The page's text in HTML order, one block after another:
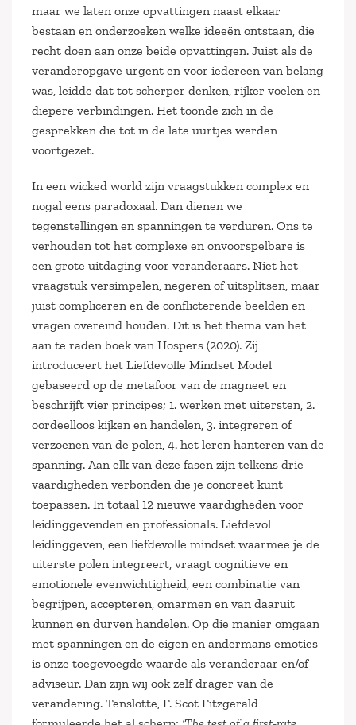
maar we laten onze opvattingen naast elkaar
bestaan en onderzoeken welke ideeën ontstaan, die
recht doen aan onze beide opvattingen. Juist als de
veranderopgave urgent en voor iedereen van belang
was, leidde dat tot scherper denken, rijker voelen en
diepere verbindingen. Het toonde zich in de
gesprekken die tot in de late uurtjes werden
voortgezet.
In een wicked world zijn vraagstukken complex en
nogal eens paradoxaal. Dan dienen we
tegenstellingen en spanningen te verduren. Ons te
verhouden tot het complexe en onvoorspelbare is
een grote uitdaging voor veranderaars. Niet het
vraagstuk versimpelen, negeren of uitsplitsen, maar
juist compliceren en de conflicterende beelden en
vragen overeind houden. Dit is het thema van het
aan te raden boek van Hospers (2020). Zij
introduceert het Liefdevolle Mindset Model
gebaseerd op de metafoor van de magneet en
beschrijft vier principes; 1. werken met uitersten, 2.
oordeelloos kijken en handelen, 3. integreren of
verzoenen van de polen, 4. het leren hanteren van de
spanning. Aan elk van deze fasen zijn telkens drie
vaardigheden verbonden die je concreet kunt
toepassen. In totaal 12 nieuwe vaardigheden voor
leidinggevenden en professionals. Liefdevol
leidinggeven, een liefdevolle mindset waarmee je de
uiterste polen integreert, vraagt cognitieve en
emotionele evenwichtigheid, een combinatie van
begrijpen, accepteren, omarmen en van daaruit
kunnen en durven handelen. Op die manier omgaan
met spanningen en de eigen en andermans emoties
is onze toegevoegde waarde als veranderaar en/of
adviseur. Dan zijn wij ook zelf drager van de
verandering. Tenslotte, F. Scot Fitzgerald